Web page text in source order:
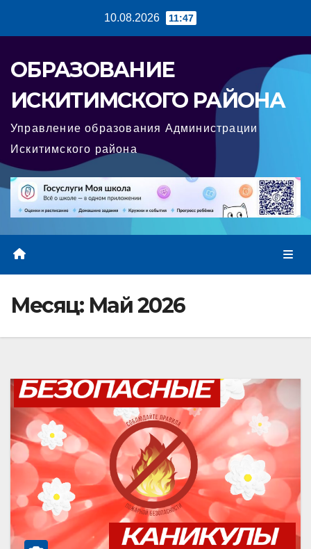
10.08.2026 11:47
ОБРАЗОВАНИЕ
ИСКИТИМСКОГО РАЙОНА
Управление образования Администрации
Искитимского района
Месяц: Май 2026